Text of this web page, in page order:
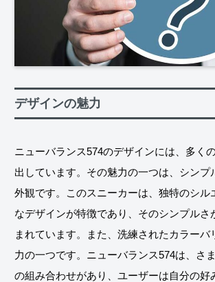
デザインの魅力
ニューバランス574のデザインには、多く
出しています。その魅力の一つは、シンプ
外観です。このスニーカーは、独特のシル
なデザインが特徴であり、そのシンプルさ
まれています。また、洗練されたカラーバ
力の一つです。ニューバランス574は、さ
の組み合わせがあり、ユーザーは自分の好